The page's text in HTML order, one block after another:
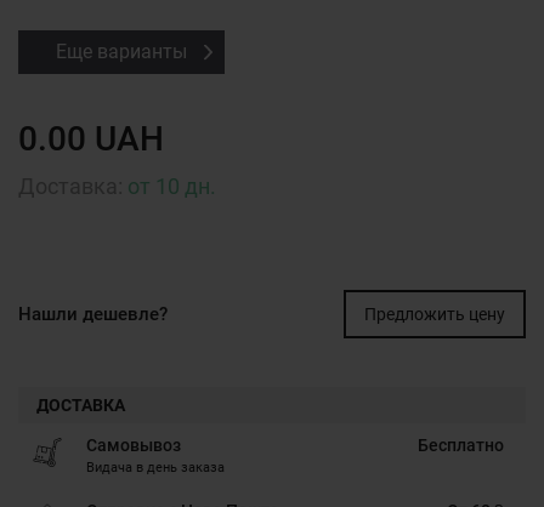
Еще варианты
0.00 UAH
от 10 дн.
Нашли дешевле? Предложить цену
ДОСТАВКА
Самовывоз
Видача в день заказа
Бесплатно